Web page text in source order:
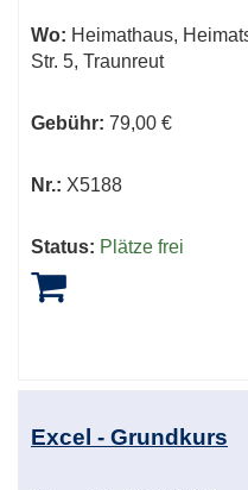
Wo: Heimathaus,
Str. 5, Traunreut
Gebühr: 79,00 €
Nr.: X5188
Status: Plätze frei
Excel - Grundkurs